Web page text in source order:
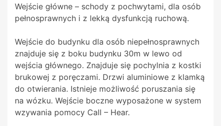
Wejście główne – schody z pochwytami, dla osób
pełnosprawnych i z lekką dysfunkcją ruchową.
Wejście do budynku dla osób niepełnosprawnych
znajduje się z boku budynku 30m w lewo od
wejścia głównego. Znajduje się pochylnia z kostki
brukowej z poręczami. Drzwi aluminiowe z klamką
do otwierania. Istnieje możliwość poruszania się
na wózku. Wejście boczne wyposażone w system
wzywania pomocy Call – Hear.